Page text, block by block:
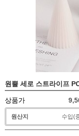
원뿔 세로 스트라이프
상품가
원산지 수입(